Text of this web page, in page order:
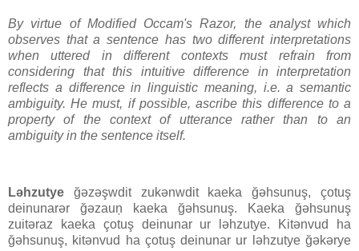
By virtue of Modified Occam's Razor, the analyst which
observes that a sentence has two different interpretations
when uttered in different contexts must refrain from
considering that this intuitive difference in interpretation
reflects a difference in linguistic meaning, i.e. a semantic
ambiguity. He must, if possible, ascribe this difference to a
property of the context of utterance rather than to an
ambiguity in the sentence itself.
Ləhzutye ğəzəşwdit zukənwdit kaeka ğəhsunuş, çotuş
deinunarər ğəzauņ kaeka ğəhsunuş. Kaeka ğəhsunuş
zuitəraz kaeka çotuş deinunar ur ləhzutye. Kitənvud ha
ğəhsunuş, kitənvud ha çotuş deinunar ur ləhzutye ğəkərye